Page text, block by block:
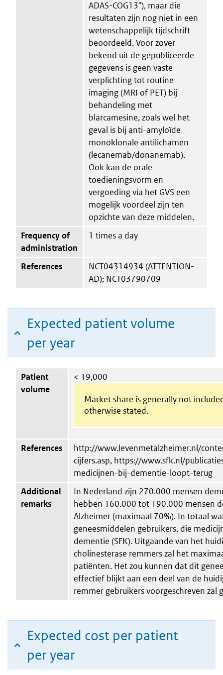
ADAS-COG13"), maar die
resultaten zijn nog niet in een
wetenschappelijk tijdschrift
beoordeeld. Voor zover
bekend uit de gepubliceerde
gegevens is geen vaste
verplichting tot routine
imaging (MRI of PET) bij
behandeling met
blarcamesine, zoals wel het
geval is bij anti-amyloïde
monoklonale antilichamen
(lecanemab/donanemab).
Ook kan de orale
toedieningsvorm en
vergoeding via het GVS een
mogelijk voordeel zijn ten
opzichte van deze middelen.
Frequency of
administration
1 times a day
References
NCT04314934 (ATTENTION-
AD); NCT03790709
Expected patient volume
per year
Patient
volume
< 19,000
Market share is generally not
otherwise stated.
References
http://www.levenmetalzheimer.nl/
cijfers.asp, https://www.sfk.nl/
medicijnen-bij-dementie-loopt-terug
Additional
remarks
In Nederland zijn 270.000 mensen
hebben 160.000 tot 190.000 mensen
Alzheimer (maximaal 70%). In totaal
geneesmiddelen gebruikers, die
dementie (SFK). Uitgaande van het
cholinesterase remmers zal het
patiënten. Het zou kunnen dat dit
effectief blijkt aan een deel van de
remmer gebruikers voorgeschreven zal
Expected cost per patient
per year